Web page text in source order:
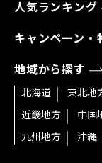
人気ランキング
キャンペーン・
地域から探す
北海道 東北地
近畿地方
中国
九州地方
沖縄